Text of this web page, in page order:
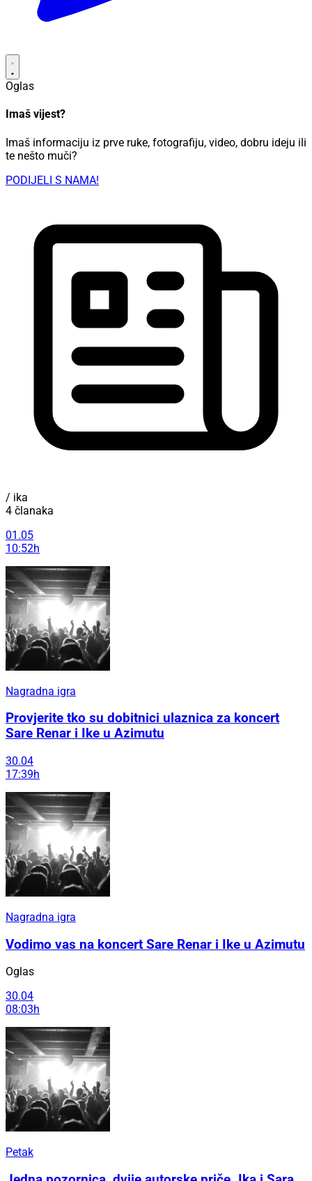
Oglas
Imaš vijest?
Imaš informaciju iz prve ruke, fotografiju, video, dobru ideju ili
te nešto muči?
PODIJELI S NAMA!
/ ika
4 članaka
01.05
10:52h
Nagradna igra
Provjerite tko su dobitnici ulaznica za koncert
Sare Renar i Ike u Azimutu
30.04
17:39h
Nagradna igra
Vodimo vas na koncert Sare Renar i Ike u Azimutu
Oglas
30.04
08:03h
Petak